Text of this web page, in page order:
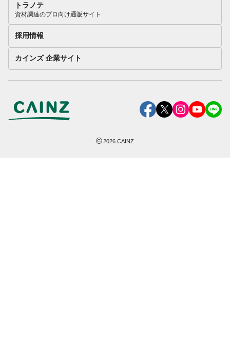
トラノテ
資材調達のプロ向け通販サイト
採用情報
カインズ 企業サイト
©2026 CAINZ